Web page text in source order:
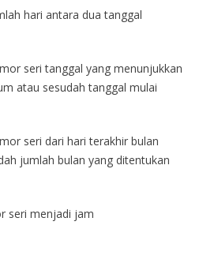
hari antara dua tanggal
seri tanggal yang menunjukkan
atau sesudah tanggal mulai
seri dari hari terakhir bulan
jumlah bulan yang ditentukan
seri menjadi jam